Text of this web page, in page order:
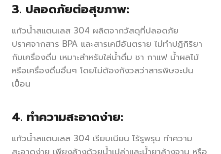
3. ปลอดภัยต่อสุขภาพ:
แก้วน้ำสแตนเลส 304 ผลิตจากวัสดุที่ปลอดภัย
ปราศจากสาร BPA และสารเคมีอันตราย ไม่ทำปฏิกิริยา
กับเครื่องดื่ม เหมาะสำหรับใส่น้ำดื่ม ชา กาแฟ น้ำผลไม้
หรือเครื่องดื่มอื่นๆ โดยไม่ต้องกังวลว่าสารพิษจะปน
เปื้อน
4. ทำความสะอาดง่าย:
แก้วน้ำสแตนเลส 304 เรียบเนียน ไร้รูพรุน ทำความ